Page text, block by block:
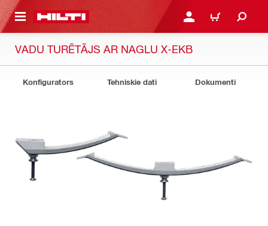
SATURU PIESLĒGTIES VAI
IEPIRKŠANĀS
VADU TURĒTĀJS AR NAGLU X-EKB
Konfigurators Tehniskie dati Dokumenti